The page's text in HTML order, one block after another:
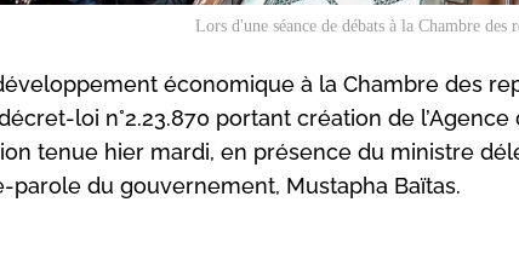
Lors d'une séance de débats à la Chambre des
économique à la Chambre des
loi n°2.23.870 portant création de
tenue hier mardi, en présence du ministre
du gouvernement, Mustapha Baïtas.